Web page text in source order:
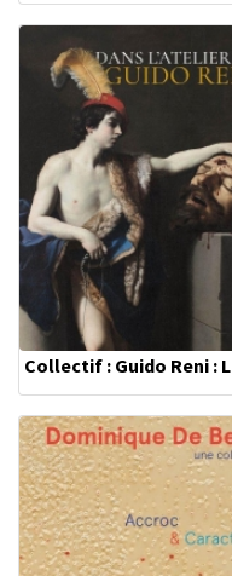
Collectif : Guido Reni :